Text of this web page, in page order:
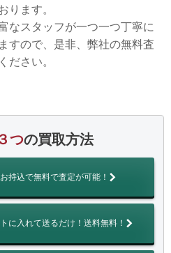
ります。
なスタッフが一つ一つ丁寧に
すので、是非、弊社の無料査
ださい。
３つの買取方法
持込で無料で査定が可能！
に入れて送るだけ！送料無料！